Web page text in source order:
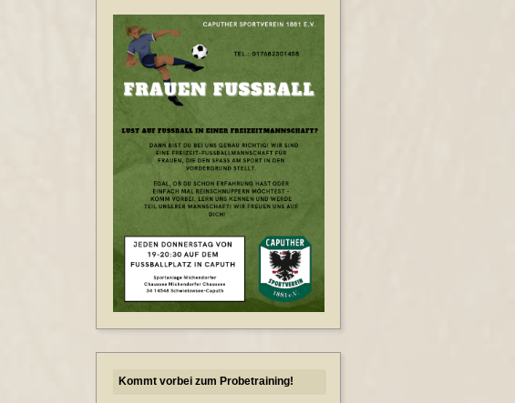
Kommt vorbei zum Probetraining!